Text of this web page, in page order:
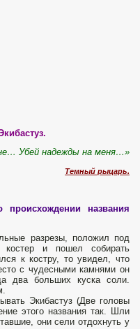
Убей надежды на меня…»
Темный рыцарь.
происхождении названия
разрезы, положил под
и пошел собирать
к костру, то увидел, что
с чудесными камнями он
два больших куска соли.
Экибастуз (Две головы
этого названия так. Шли
они сели отдохнуть у